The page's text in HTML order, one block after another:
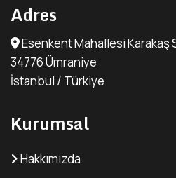
Adres
Esenkent Mahallesi Karakaş
34776 Ümraniye
İstanbul / Türkiye
Kurumsal
Hakkımızda